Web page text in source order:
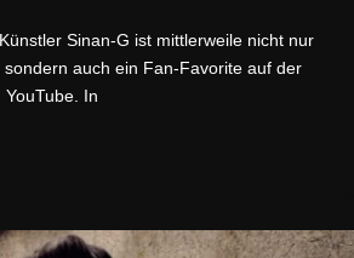
Sinan-G ist mittlerweile nicht nur
auch ein Fan-Favorite auf der
In